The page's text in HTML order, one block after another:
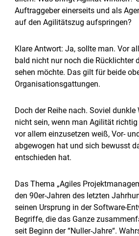
Auftraggeber einerseits und als
auf den Agilitätszug aufspringen?
Klare Antwort: Ja, sollte man. Vor
bald nicht nur noch die Rücklichter
sehen möchte. Das gilt für beide
Organisationsgattungen.
Doch der Reihe nach. Soviel dunkle
nicht sein, wenn man Agilität
vor allem einzusetzen weiß, Vor-
abgewogen hat und sich bewusst
entschieden hat.
Das Thema „Agiles
den 90er-Jahren des letzten
seinen Ursprung in der Software-
Begriffe, die das Ganze
seit Beginn der “Nuller-Jahre“.